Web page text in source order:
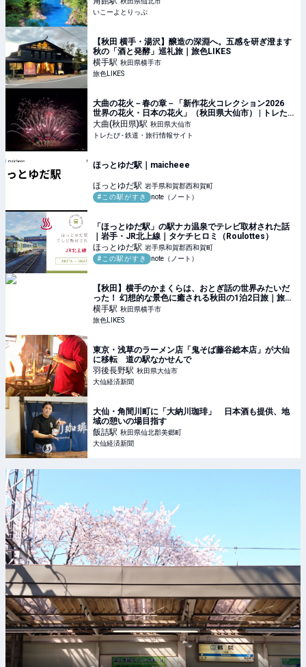
いこーよとりっぷ
【秋田 横手・湯沢】醸造の深淵へ。五感を研ぎ澄ます
秋の「酒と発酵」巡礼旅｜旅色LIKES
横手駅 秋田県横手市
旅色LIKES
大曲の花火－春の章－「新作花火コレクション2026
世界の花火・日本の花火」（秋田県大仙市） | トレた
び - 鉄道・旅行情報サイト
大曲(秋田県)駅 秋田県大仙市
トレたび - 鉄道・旅行情報サイト
ほっとゆだ駅｜maicheee
ほっとゆだ駅 岩手県和賀郡西和賀町
#この駅がすき
note（ノート）
「ほっとゆだ駅」の駅ナカ温泉でテレビ取材された話
｜岩手・JR北上線｜タケチヒロミ（Roulottes）
ほっとゆだ駅 岩手県和賀郡西和賀町
#この駅がすき
note（ノート）
【秋田】横手のかまくらは、おとぎ話の世界みたいだ
った！ 幻想的な景色に癒される秋田の1泊2日旅｜旅色
LIKES
横手駅 秋田県横手市
旅色LIKES
東京・浅草のラーメン店「鬼そば藤谷総本店」が大仙
に移転 道の駅なかせんで
羽後長野駅 秋田県大仙市
大仙経済新聞
大仙・角間川町に「大納川珈琲」 日本酒も提供、地
域の憩いの場目指す
飯詰駅 秋田県仙北郡美郷町
大仙経済新聞